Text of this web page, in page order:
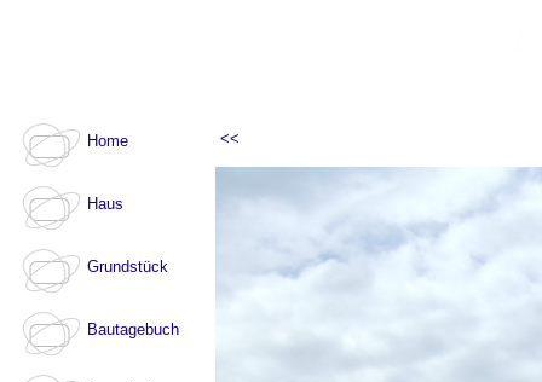
Home
Haus
Grundstück
Bautagebuch
<<